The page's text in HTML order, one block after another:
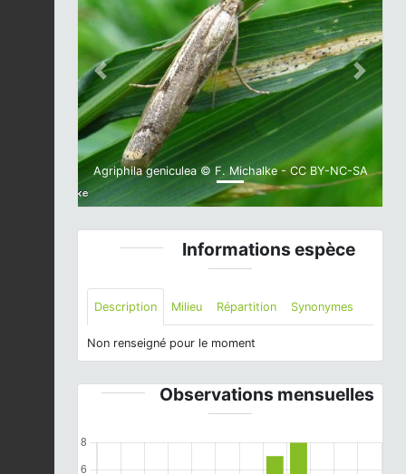
Agriphila geniculea © F. Michalke - CC BY-NC-SA
Previous Next
Informations espèce
Description Milieu Répartition Synonymes
Non renseigné pour le moment
Observations mensuelles